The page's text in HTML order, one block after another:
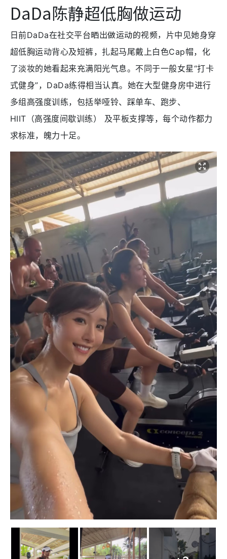
DaDa陈静超低胸做运动
日前DaDa在社交平台晒出做运动的视频，
片中见她身穿
超低胸运动背心及短裤，扎起马尾戴上白色Cap帽，化
了淡妆的她看起来充满阳光气息。 不同于一般女星“打卡
式健身”，DaDa练得相当认真。她在大型健身房中进行
多组高强度训练，包括举哑铃、踩单车、跑步、
HIIT（高强度间歇训练） 及平板支撑等，每个动作都力
求标准，魄力十足。